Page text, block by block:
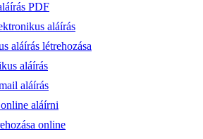
PDF
aláírás
aláírás létrehozása
aláírás
aláírás
aláírni
online